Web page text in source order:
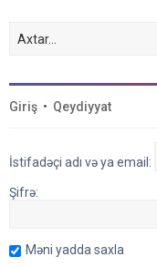
Giriş • Qeydiyyat
İstifadəçi adı və ya email:
Şifrə:
Məni yadda saxla